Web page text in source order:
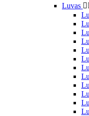
Luvas 